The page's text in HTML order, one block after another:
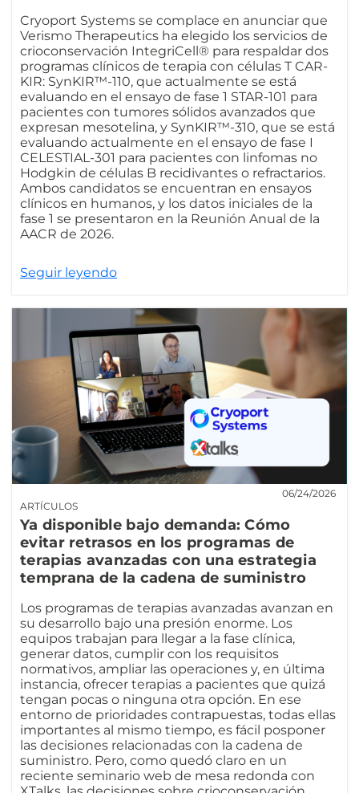
Cryoport Systems se complace en anunciar que
Verismo Therapeutics ha elegido los servicios de
crioconservación IntegriCell® para respaldar dos
programas clínicos de terapia con células T CAR-
KIR: SynKIR™-110, que actualmente se está
evaluando en el ensayo de fase 1 STAR-101 para
pacientes con tumores sólidos avanzados que
expresan mesotelina, y SynKIR™-310, que se está
evaluando actualmente en el ensayo de fase I
CELESTIAL-301 para pacientes con linfomas no
Hodgkin de células B recidivantes o refractarios.
Ambos candidatos se encuentran en ensayos
clínicos en humanos, y los datos iniciales de la
fase 1 se presentaron en la Reunión Anual de la
AACR de 2026.
Seguir leyendo
ARTÍCULOS
06/24/2026
Ya disponible bajo demanda: Cómo
evitar retrasos en los programas de
terapias avanzadas con una estrategia
temprana de la cadena de suministro
Los programas de terapias avanzadas avanzan en
su desarrollo bajo una presión enorme. Los
equipos trabajan para llegar a la fase clínica,
generar datos, cumplir con los requisitos
normativos, ampliar las operaciones y, en última
instancia, ofrecer terapias a pacientes que quizá
tengan pocas o ninguna otra opción. En ese
entorno de prioridades contrapuestas, todas ellas
importantes al mismo tiempo, es fácil posponer
las decisiones relacionadas con la cadena de
suministro. Pero, como quedó claro en un
reciente seminario web de mesa redonda con